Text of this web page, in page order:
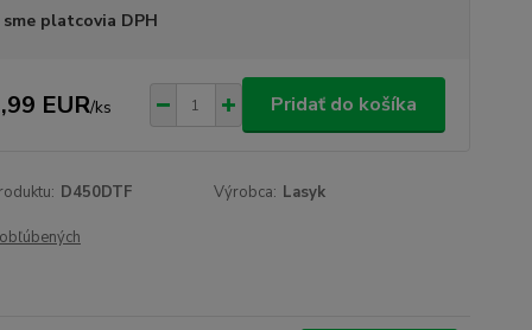
sme platcovia DPH
EUR/ks Pridať do košíka
D450DTF Výrobca: Lasyk